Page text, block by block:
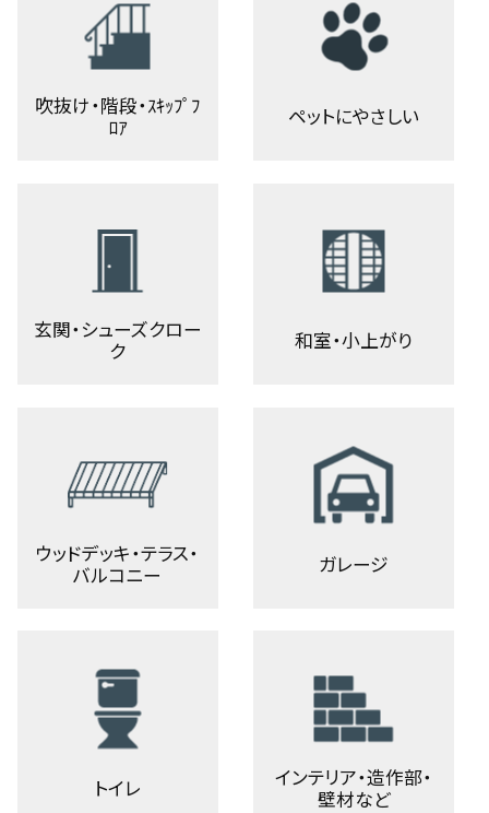
吹抜け・階段・ｽｷｯﾌﾟﾌ
ﾛｱ
ペットにやさしい
玄関・シューズクロー
ク
和室・小上がり
ウッドデッキ・テラス・
バルコニー
ガレージ
トイレ
インテリア・造作部・
壁材など